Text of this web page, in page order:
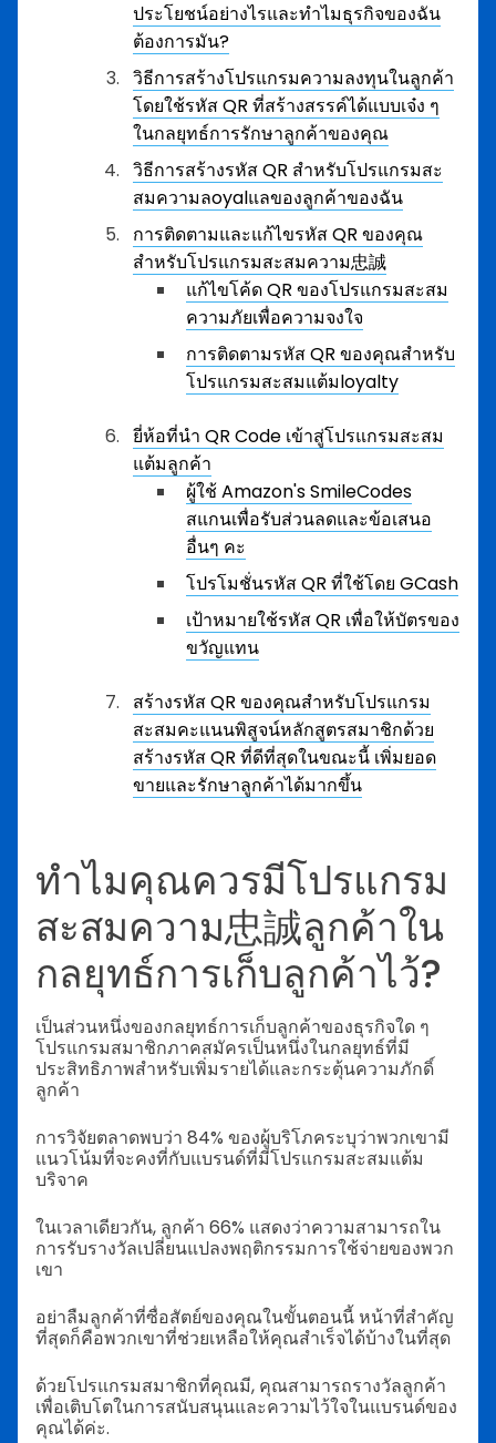
ประโยชน์อย่างไรและทำไมธุรกิจของฉัน
ต้องการมัน?
วิธีการสร้างโปรแกรมความลงทุนในลูกค้า
โดยใช้รหัส QR ที่สร้างสรรค์ได้แบบเจ๋ง ๆ
ในกลยุทธ์การรักษาลูกค้าของคุณ
วิธีการสร้างรหัส QR สำหรับโปรแกรมสะ
สมความลoyalแลของลูกค้าของฉัน
การติดตามและแก้ไขรหัส QR ของคุณ
สำหรับโปรแกรมสะสมความ忠誠
แก้ไขโค้ด QR ของโปรแกรมสะสม
ความภัยเพื่อความจงใจ
การติดตามรหัส QR ของคุณสำหรับ
โปรแกรมสะสมแต้มloyalty
ยี่ห้อที่นำ QR Code เข้าสู่โปรแกรมสะสม
แต้มลูกค้า
ผู้ใช้ Amazon's SmileCodes
สแกนเพื่อรับส่วนลดและข้อเสนอ
อื่นๆ คะ
โปรโมชั่นรหัส QR ที่ใช้โดย GCash
เป้าหมายใช้รหัส QR เพื่อให้บัตรของ
ขวัญแทน
สร้างรหัส QR ของคุณสำหรับโปรแกรม
สะสมคะแนนพิสูจน์หลักสูตรสมาชิกด้วย
สร้างรหัส QR ที่ดีที่สุดในขณะนี้ เพิ่มยอด
ขายและรักษาลูกค้าได้มากขึ้น
ทำไมคุณควรมีโปรแกรม
สะสมความ忠誠ลูกค้าใน
กลยุทธ์การเก็บลูกค้าไว้?
เป็นส่วนหนึ่งของกลยุทธ์การเก็บลูกค้าของธุรกิจใด ๆ
โปรแกรมสมาชิกภาคสมัครเป็นหนึ่งในกลยุทธ์ที่มี
ประสิทธิภาพสำหรับเพิ่มรายได้และกระตุ้นความภักดิ์
ลูกค้า
การวิจัยตลาดพบว่า 84% ของผู้บริโภคระบุว่าพวกเขามี
แนวโน้มที่จะคงที่กับแบรนด์ที่มีโปรแกรมสะสมแต้ม
บริจาค
ในเวลาเดียวกัน, ลูกค้า 66% แสดงว่าความสามารถใน
การรับรางวัลเปลี่ยนแปลงพฤติกรรมการใช้จ่ายของพวก
เขา
อย่าลืมลูกค้าที่ซื่อสัตย์ของคุณในขั้นตอนนี้ หน้าที่สำคัญ
ที่สุดก็คือพวกเขาที่ช่วยเหลือให้คุณสำเร็จได้บ้างในที่สุด
ด้วยโปรแกรมสมาชิกที่คุณมี, คุณสามารถรางวัลลูกค้า
เพื่อเติบโตในการสนับสนุนและความไว้ใจในแบรนด์ของ
คุณได้ค่ะ.